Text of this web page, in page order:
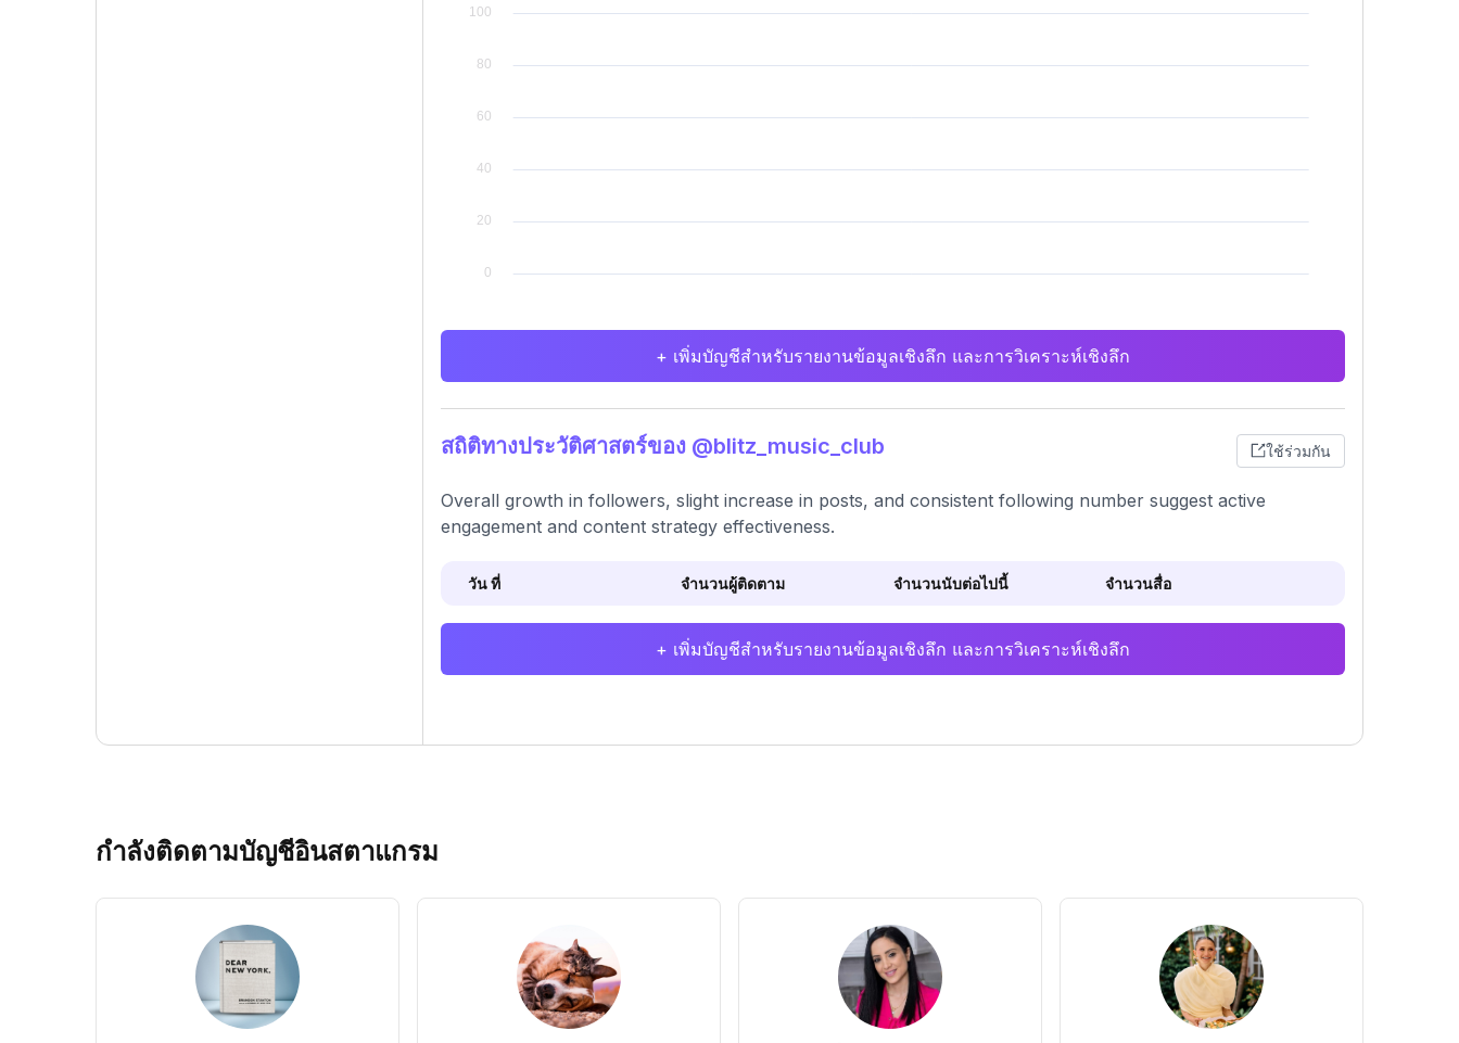
+ เพิ่มบัญชีสำหรับรายงานข้อมูลเชิงลึก และการวิเคราะห์เชิงลึก
สถิติทางประวัติศาสตร์ของ @blitz_music_club ใช้ร่วมกัน
Overall growth in followers, slight increase in posts, and consistent following number suggest active
engagement and content strategy effectiveness.
วัน ที่ จำนวนผู้ติดตาม จำนวนนับต่อไปนี้ จำนวนสื่อ
+ เพิ่มบัญชีสำหรับรายงานข้อมูลเชิงลึก และการวิเคราะห์เชิงลึก
กำลังติดตามบัญชีอินสตาแกรม